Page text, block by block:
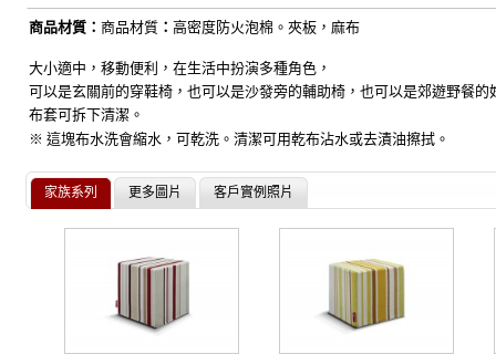
商品材質： 商品材質 ： 高密度防火泡棉。夾板，麻布
大小適中，移動便利，在生活中扮演多種角色，
可以是玄關前的穿鞋椅，也可以是沙發旁的輔助椅， 也可以是郊遊野餐的
布套可拆下清潔。
※ 這塊布水洗會縮水，可乾洗。清潔可用乾布沾水或去漬油擦拭。
家族系列 更多圖片 客戶實例照片